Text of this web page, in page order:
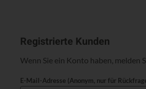
Registrierte Kunden
Wenn Sie ein Konto haben, melden
E-Mail-Adresse (Anonym, nur für